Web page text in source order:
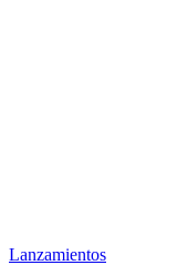
Lanzamientos